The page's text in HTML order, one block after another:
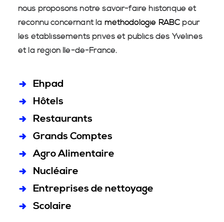
nous proposons notre savoir-faire historique et
reconnu concernant la méthodologie RABC pour
les établissements privés et publics des Yvelines
et la région Île-de-France.
Ehpad
Hôtels
Restaurants
Grands Comptes
Agro Alimentaire
Nucléaire
Entreprises de nettoyage
Scolaire